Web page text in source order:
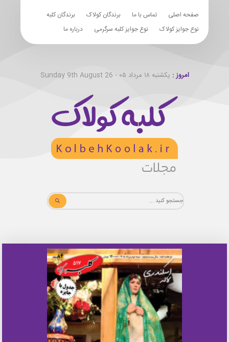
صفحه اصلی تماس با ما برندگان کولاک
برندگان کلبه
نوع جوایز کولاک
نوع جوایز کلبه سرگرمی درباره ما
امروز : یکشنبه ۱۸ مرداد ۰۵ - Sunday 9th August 26